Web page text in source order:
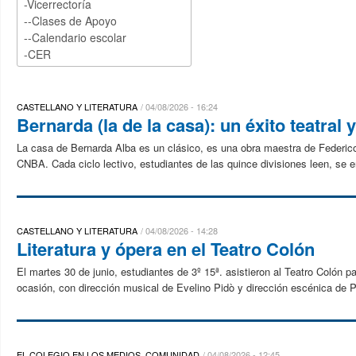
CASTELLANO Y LITERATURA 04/08/2026 - 16:24
Bernarda (la de la casa): un éxito teatral
La casa de Bernarda Alba es un clásico, es una obra maestra de
CNBA. Cada ciclo lectivo, estudiantes de las quince divisiones leen, se
CASTELLANO Y LITERATURA 04/08/2026 - 14:28
Literatura y ópera en el Teatro Colón
El martes 30 de junio, estudiantes de 3º 15ª. asistieron al Teatro
ocasión, con dirección musical de Evelino Pidò y dirección escénica de